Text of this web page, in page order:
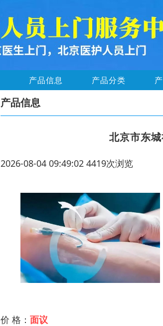
产品信息 产品分类
产品信息
北京市东
2026-08-04 09:49:02 4419次浏览
价 格： 面议